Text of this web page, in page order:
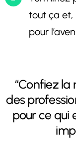
tout ça et,
pour
“Confiez
des
pour ce qui